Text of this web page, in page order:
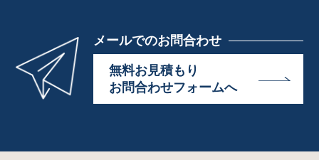
メールでのお問合わせ
無料お見積もり
お問合わせフォームへ